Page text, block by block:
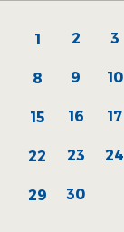
1 2 3
8 9 10
15 16 17
22 23 24
29 30